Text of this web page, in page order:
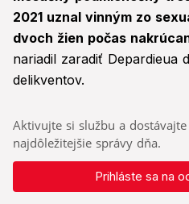
2021 uznal vinným zo
dvoch žien počas
nariadil zaradiť Depardieua
delikventov.
Aktivujte si službu a
najdôležitejšie správy dňa.
Prihláste sa na